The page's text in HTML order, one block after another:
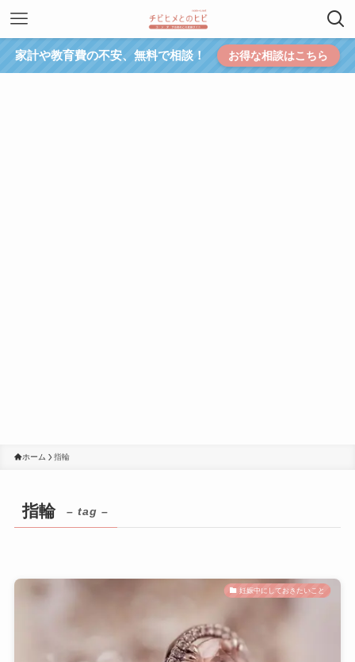
家計や教育費の不安、無料で相談！ お得な相談はこちら
ホーム 指輪
指輪 – tag –
妊娠中にしておきたいこと